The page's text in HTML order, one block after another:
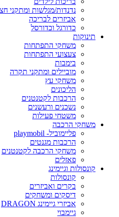
נדנדות/מגלשות ומתקני חצר
אביזרים לבריכה
כדורגל וכדורסל
תינוקות
משחקי התפתחות
צעצועי התפתחות
בימבות
מוביילים ומתקני תקרה
משחקי עץ
הליכונים
הרכבות לקטנטנים
נשכנים ורעשנים
משטחי פעילות
משחקי הרכבה
פליימוביל- playmobil
הרכבות מגנטים
משחקי הרכבה לקטנטנים
פאזלים
קונסולות וגיימינג
קונסולות
בקרים ואביזרים
דיסקים ומשחקים
אביזרי גיימינג DRAGON
גיימבוי